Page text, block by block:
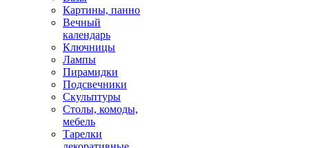
Картины, панно
Вечный
календарь
Ключницы
Лампы
Пирамидки
Подсвечники
Скульптуры
Столы, комоды,
мебель
Тарелки